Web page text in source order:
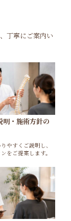
丁寧にご案内い
・施術方針の
やすくご説明し、
をご提案します。